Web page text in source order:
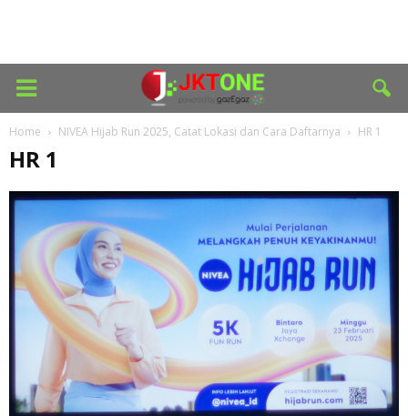
Home NIVEA Hijab Run 2025, Catat Lokasi dan Cara Daftarnya HR 1
HR 1